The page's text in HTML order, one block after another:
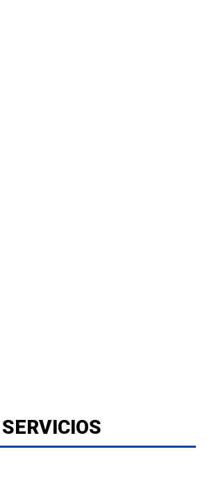
SERVICIOS